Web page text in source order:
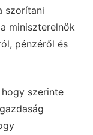
szorítani
miniszterelnök
pénzéről és
szerinte